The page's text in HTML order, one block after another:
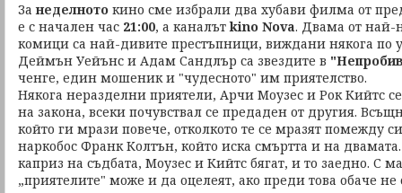
Занеделното кино сме избрали два хубави филма от
е с начален час 21:00, а каналътkino Nova. Двама от най-
комици са най-дивите престъпници, виждани някога по
Деймън Уейънс и Адам Сандлър са звездите в
ченге, един мошеник и "чудесното" им приятелство.
Някога неразделни приятели, Арчи Моузес и Рок Кийтс се
на закона, всеки почувствал се предаден от другия.
който ги мрази повече, отколкото те се мразят помежду
наркобос Франк Колтън, който иска смъртта и на
каприз на съдбата, Моузес и Кийтс бягат, и то заедно. С
„приятелите" може и да оцелеят, ако преди това обаче